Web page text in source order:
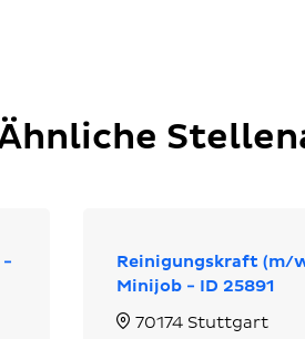
-
Reinigungskraft (m/
Minijob - ID 25891
70174 Stuttgart